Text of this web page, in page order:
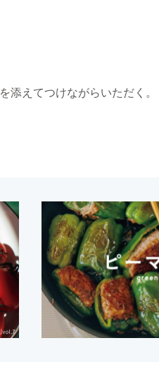
を添えてつけながらいただ